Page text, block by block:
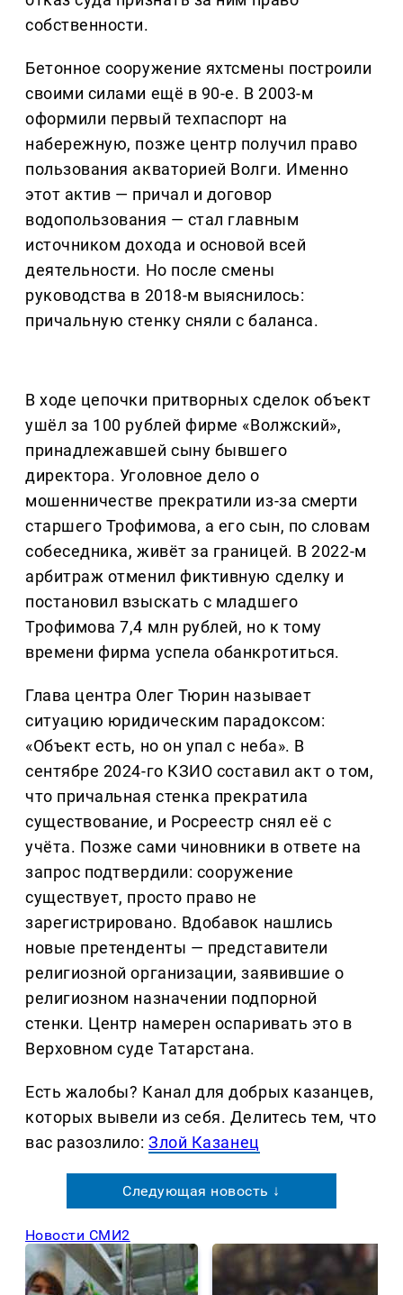
собственности.
Бетонное сооружение яхтсмены построили
своими силами ещё в 90-е. В 2003-м
оформили первый техпаспорт на
набережную, позже центр получил право
пользования акваторией Волги. Именно
этот актив — причал и договор
водопользования — стал главным
источником дохода и основой всей
деятельности. Но после смены
руководства в 2018-м выяснилось:
причальную стенку сняли с баланса.
В ходе цепочки притворных сделок объект
ушёл за 100 рублей фирме «Волжский»,
принадлежавшей сыну бывшего
директора. Уголовное дело о
мошенничестве прекратили из-за смерти
старшего Трофимова, а его сын, по словам
собеседника, живёт за границей. В 2022-м
арбитраж отменил фиктивную сделку и
постановил взыскать с младшего
Трофимова 7,4 млн рублей, но к тому
времени фирма успела обанкротиться.
Глава центра Олег Тюрин называет
ситуацию юридическим парадоксом:
«Объект есть, но он упал с неба». В
сентябре 2024-го КЗИО составил акт о том,
что причальная стенка прекратила
существование, и Росреестр снял её с
учёта. Позже сами чиновники в ответе на
запрос подтвердили: сооружение
существует, просто право не
зарегистрировано. Вдобавок нашлись
новые претенденты — представители
религиозной организации, заявившие о
религиозном назначении подпорной
стенки. Центр намерен оспаривать это в
Верховном суде Татарстана.
Есть жалобы? Канал для добрых казанцев,
которых вывели из себя. Делитеcь тем, что
вас разозлило:Злой Казанец
Следующая новость ↓
Новости СМИ2